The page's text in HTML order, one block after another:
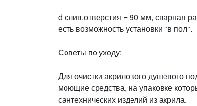
d слив.отверстия = 90 мм, сварная
есть возможность установки "в пол".
Советы по уходу:
Для очистки акрилового душевого
моющие средства, на упаковке
сантехнических изделий из акрила.